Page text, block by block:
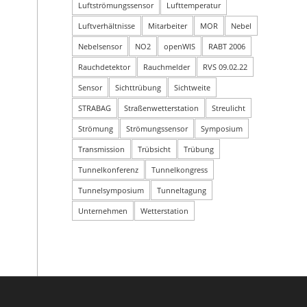
Luftströmungssensor
Lufttemperatur
Luftverhältnisse
Mitarbeiter MOR
Nebel
Nebelsensor
NO2 openWIS
RABT 2006
Rauchdetektor
Rauchmelder
RVS 09.02.22
Sensor
Sichttrübung
Sichtweite
STRABAG
Straßenwetterstation
Streulicht
Strömung
Strömungssensor
Symposium
Transmission
Trübsicht
Trübung
Tunnelkonferenz
Tunnelkongress
Tunnelsymposium
Tunneltagung
Unternehmen
Wetterstation